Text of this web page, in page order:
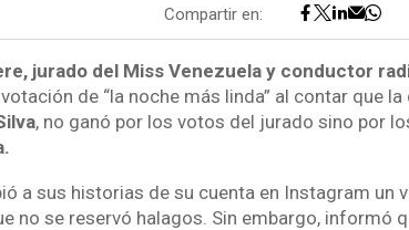
Compartir en:
jurado del Miss Venezuela y conductor
de “la noche más linda” al contar que
, no ganó por los votos del jurado sino por
a sus historias de su cuenta en Instagram un
no se reservó halagos. Sin embargo, informó